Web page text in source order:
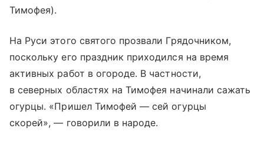
Тимофея).
На Руси этого святого прозвали Грядочником,
поскольку его праздник приходился на время
активных работ в огороде. В частности,
в северных областях на Тимофея начинали сажать
огурцы. «Пришел Тимофей — сей огурцы
скорей», — говорили в народе.